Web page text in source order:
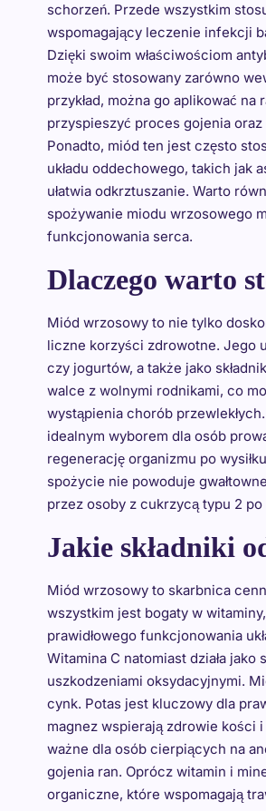
schorzeń. Przede wszystkim
wspomagający leczenie infekcji
Dzięki swoim właściwościom
może być stosowany zarówno
przykład, można go aplikować na
przyspieszyć proces gojenia
Ponadto, miód ten jest często
układu oddechowego, takich jak
ułatwia odkrztuszanie. Warto
spożywanie miodu wrzosowego
funkcjonowania serca.
Dlaczego warto
Miód wrzosowy to nie tylko
liczne korzyści zdrowotne. Jego
czy jogurtów, a także jako
walce z wolnymi rodnikami, co
wystąpienia chorób
idealnym wyborem dla osób
regenerację organizmu po
spożycie nie powoduje
przez osoby z cukrzycą typu 2
Jakie składniki
Miód wrzosowy to skarbnica
wszystkim jest bogaty w
prawidłowego funkcjonowania
Witamina C natomiast działa
uszkodzeniami oksydacyjnymi.
cynk. Potas jest kluczowy dla
magnez wspierają zdrowie kości
ważne dla osób cierpiących na
gojenia ran. Oprócz witamin i
organiczne, które wspomagają